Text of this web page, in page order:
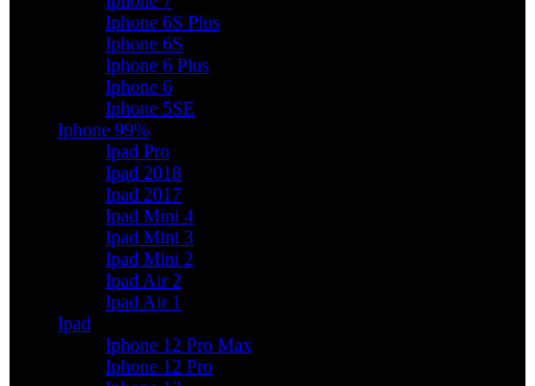
Iphone 6S Plus
Iphone 6S
Iphone 6 Plus
Iphone 6
Iphone 5SE
Iphone 99%
Ipad Pro
Ipad 2018
Ipad 2017
Ipad Mini 4
Ipad Mini 3
Ipad Mini 2
Ipad Air 2
Ipad Air 1
Ipad
Iphone 12 Pro Max
Iphone 12 Pro